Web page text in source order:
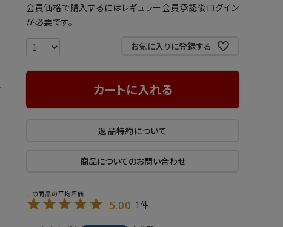
会員価格で購入するにはレギュラー会員承認後ログイン
が必要です。
お気に入りに登録する
カートに入れる
返品特約について
商品についてのお問い合わせ
5.00 1